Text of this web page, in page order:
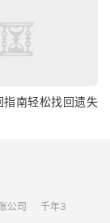
指南轻松找回遗失
公司
千年3